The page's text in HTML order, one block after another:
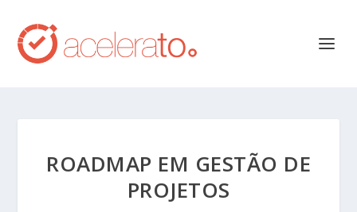
ROADMAP EM GESTÃO DE
PROJETOS